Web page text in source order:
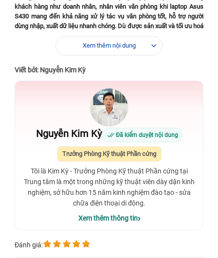
khách hàng như doanh nhân, nhân viên văn phòng khi laptop Asus
S430 mang đến khả năng xử lý tác vụ văn phòng tốt, hỗ trợ người
dùng nhập, xuất dữ liệu nhanh chóng. Dù được sản xuất và tối ưu hoá
tốt, tuy nhiên sản phẩm này cũng khó tránh khỏi hư hỏng, đặc biệt là
ở bộ phận bàn phím. Giải pháp khắc phục là người dùng cần phải thay
bàn phím laptop Asus S430 để có thể tiếp tục sử dụng.
Xem thêm nội dung
Viết bởi: Nguyễn Kim Kỳ
Nguyễn Kim Kỳ Đã kiểm duyệt nội dung
Trưởng Phòng Kỹ thuật Phần cứng
Tôi là Kim Kỳ - Trưởng Phòng Kỹ thuật Phần cứng tại
Trung tâm là một trong những kỹ thuật viên dày dặn kinh
nghiệm, sở hữu hơn 15 năm kinh nghiệm đào tạo - sửa
chữa điện thoại di động.
Xem thêm thông tin
Đánh giá: